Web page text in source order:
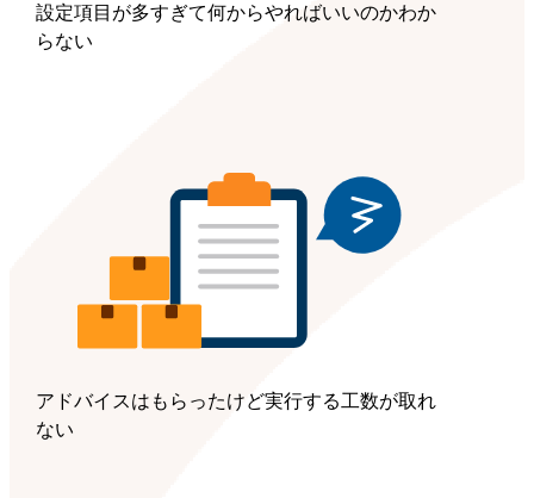
設定項目が多すぎて何からやればいいのかわか
らない
アドバイスはもらったけど実行する工数が取れ
ない